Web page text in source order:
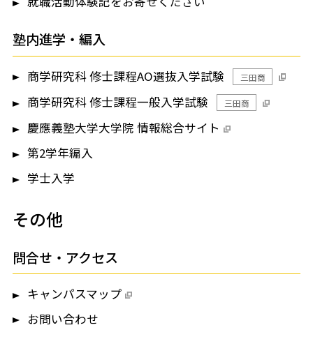
塾内進学・編入
商学研究科 修士課程AO選抜入学試験 三田商
商学研究科 修士課程一般入学試験 三田商
慶應義塾大学大学院 情報総合サイト
第2学年編入
学士入学
その他
問合せ・アクセス
キャンパスマップ
お問い合わせ